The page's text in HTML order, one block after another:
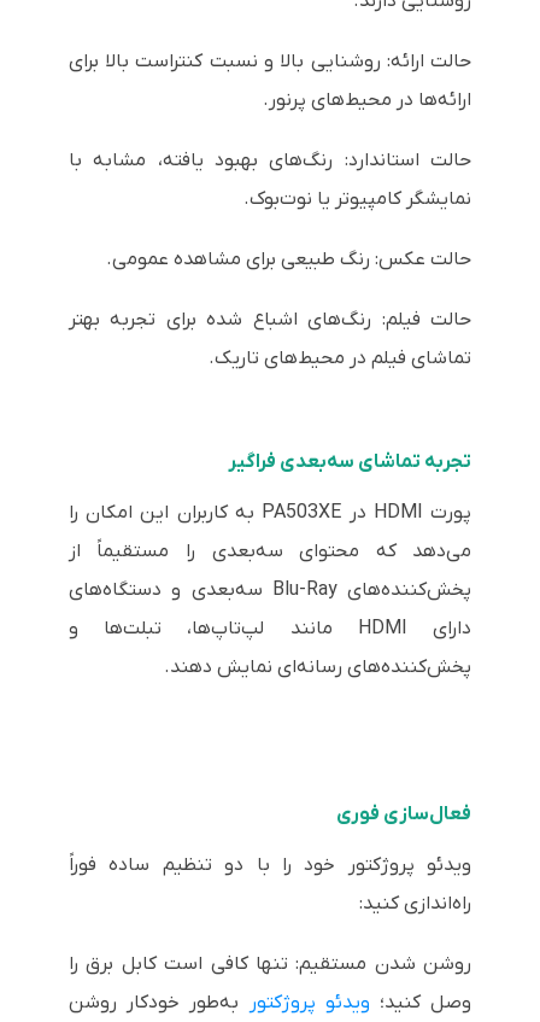
حالت ارائه: روشنایی بالا و نسبت کنتراست بالا برای
ارائه‌ها در محیط‌های پرنور.
حالت استاندارد: رنگ‌های بهبود یافته، مشابه با
نمایشگر کامپیوتر یا نوت‌بوک.
حالت عکس: رنگ طبیعی برای مشاهده عمومی.
حالت فیلم: رنگ‌های اشباع شده برای تجربه بهتر
تماشای فیلم در محیط‌های تاریک.
تجربه تماشای سه‌بعدی فراگیر
پورت HDMI در PA503XE به کاربران این امکان را
می‌دهد که محتوای سه‌بعدی را مستقیماً از
پخش‌کننده‌های Blu-Ray سه‌بعدی و دستگاه‌های
دارای HDMI مانند لپ‌تاپ‌ها، تبلت‌ها و
پخش‌کننده‌های رسانه‌ای نمایش دهند.
فعال‌سازی فوری
ویدئو پروژکتور خود را با دو تنظیم ساده فوراً
راه‌اندازی کنید:
روشن شدن مستقیم: تنها کافی است کابل برق را
وصل کنید؛ ویدئو پروژکتور
به‌طور خودکار روشن